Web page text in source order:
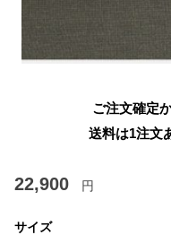
ご注文確定
送料は1注文
22,900 円
サイズ